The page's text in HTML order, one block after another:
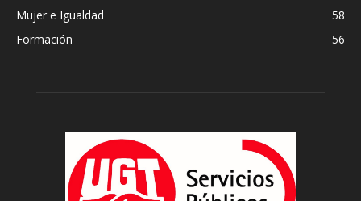
Mujer e Igualdad
58
Formación
56